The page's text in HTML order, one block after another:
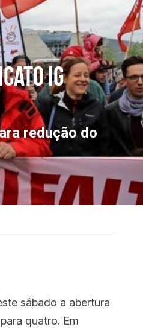
IG
redução do
sábado a abertura
quatro. Em